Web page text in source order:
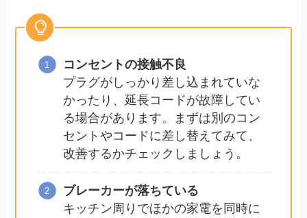
コンセントの接触不良
プラグがしっかり差し込まれていな
かったり、延長コードが故障してい
る場合があります。まずは別のコン
セントやコードに差し替えてみて、
改善するかチェックしましょう。
ブレーカーが落ちている
キッチン周りでほかの家電を同時に